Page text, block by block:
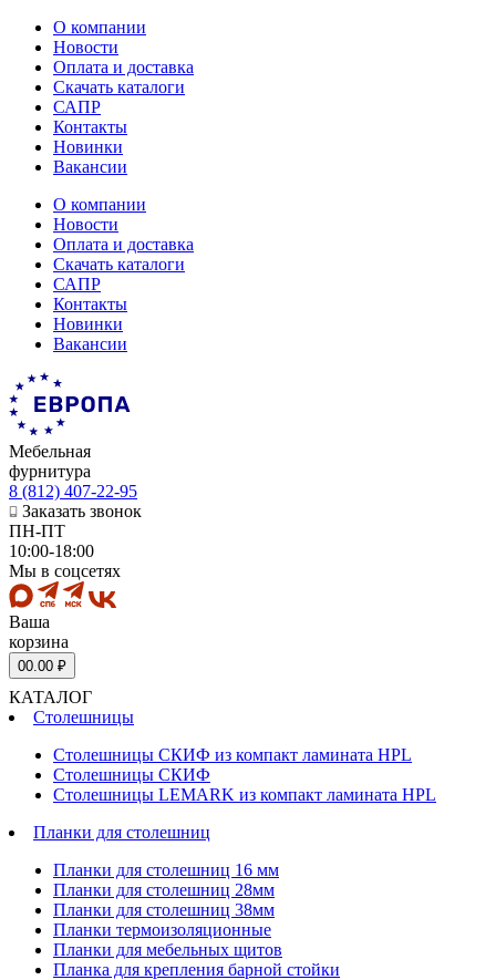
О компании
Новости
Оплата и доставка
Скачать каталоги
САПР
Контакты
Новинки
Вакансии
О компании
Новости
Оплата и доставка
Скачать каталоги
САПР
Контакты
Новинки
Вакансии
Мебельная
фурнитура
8 (812) 407-22-95
Заказать звонок
ПН-ПТ
10:00-18:00
Мы в соцсетях
Ваша
корзина
00.00 ₽
КАТАЛОГ
Столешницы
Столешницы СКИФ из компакт ламината HPL
Столешницы СКИФ
Столешницы LEMARK из компакт ламината HPL
Планки для столешниц
Планки для столешниц 16 мм
Планки для столешниц 28мм
Планки для столешниц 38мм
Планки термоизоляционные
Планки для мебельных щитов
Планка для крепления барной стойки